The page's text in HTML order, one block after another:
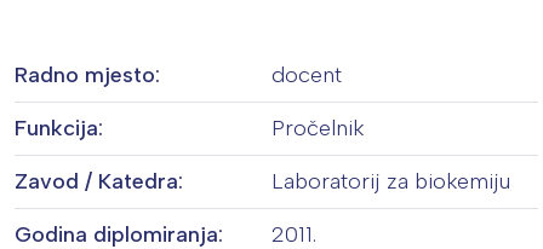
Radno mjesto:
docent
Funkcija:
Pročelnik
Zavod / Katedra:
Laboratorij za biokemiju
Godina diplomiranja:
2011.